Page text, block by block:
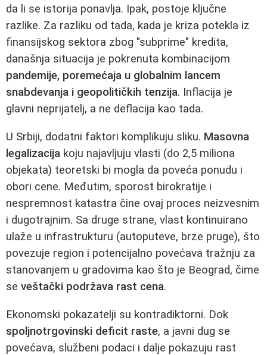
da li se istorija ponavlja. Ipak, postoje ključne
razlike. Za razliku od tada, kada je kriza potekla iz
finansijskog sektora zbog "subprime" kredita,
današnja situacija je pokrenuta kombinacijom
pandemije, poremećaja u globalnim lancem
snabdevanja i geopolitičkih tenzija. Inflacija je
glavni neprijatelj, a ne deflacija kao tada.
U Srbiji, dodatni faktori komplikuju sliku. Masovna
legalizacija koju najavljuju vlasti (do 2,5 miliona
objekata) teoretski bi mogla da poveća ponudu i
obori cene. Međutim, sporost birokratije i
nespremnost katastra čine ovaj proces neizvesnim
i dugotrajnim. Sa druge strane, vlast kontinuirano
ulaže u infrastrukturu (autoputeve, brze pruge), što
povezuje region i potencijalno povećava tražnju za
stanovanjem u gradovima kao što je Beograd, čime
se veštački podržava rast cena.
Ekonomski pokazatelji su kontradiktorni. Dok
spoljnotrgovinski deficit raste, a javni dug se
povećava, službeni podaci i dalje pokazuju rast